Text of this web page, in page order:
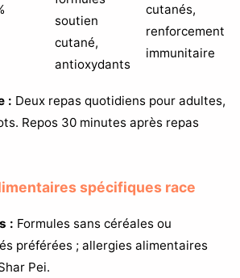
soutien
cutané,
antioxydants
cutanés,
renforcement
immunitaire
: Deux repas quotidiens pour adultes,
Repos 30 minutes après repas
spécifiques race
: Formules sans céréales ou
préférées ; allergies alimentaires
Pei.